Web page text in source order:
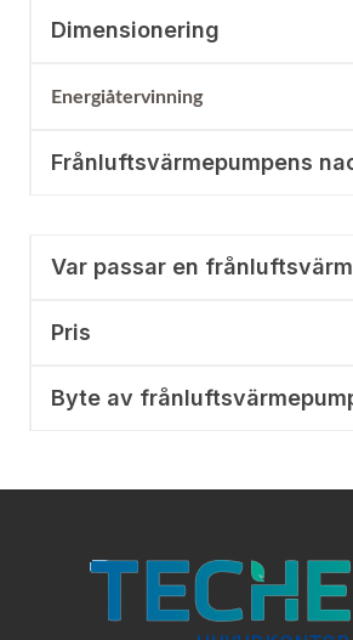
Dimensionering
Energiåtervinning
Frånluftsvärmepumpens
Var passar en
Pris
Byte av